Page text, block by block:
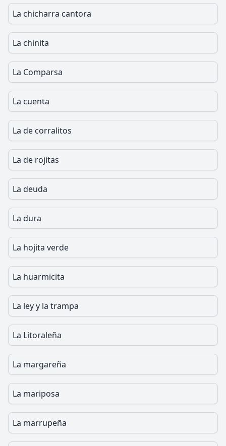
La chicharra cantora
La chinita
La Comparsa
La cuenta
La de corralitos
La de rojitas
La deuda
La dura
La hojita verde
La huarmicita
La ley y la trampa
La Litoraleña
La margareña
La mariposa
La marrupeña